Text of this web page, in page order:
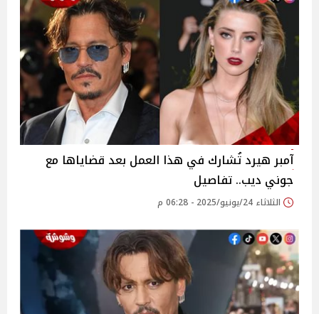
آمبر هيرد تُشارك في هذا العمل بعد قضاياها مع
جوني ديب.. تفاصيل
الثلاثاء 24/يونيو/2025 - 06:28 م